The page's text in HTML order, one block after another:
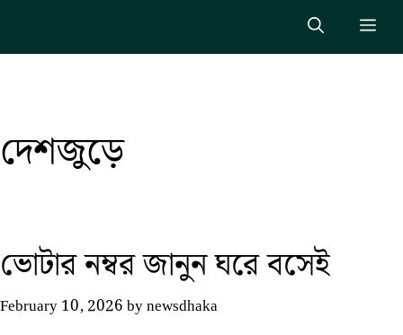
content
দেশজুড়ে
ভোটার নম্বর জানুন ঘরে বসেই
February 10, 2026bynewsdhaka